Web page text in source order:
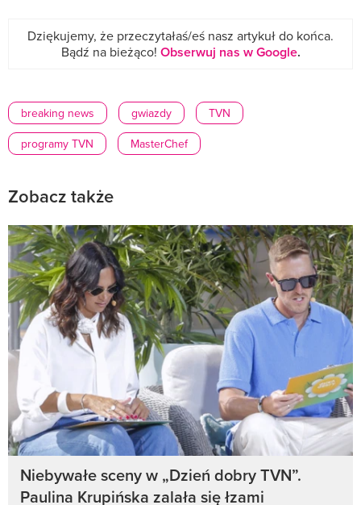
Dziękujemy, że przeczytałaś/eś nasz artykuł do końca.
Bądź na bieżąco! Obserwuj nas w Google.
breaking news gwiazdy
TVN
programy TVN
MasterChef
Zobacz także
Niebywałe sceny w „Dzień dobry TVN”.
Paulina Krupińska zalała się łzami